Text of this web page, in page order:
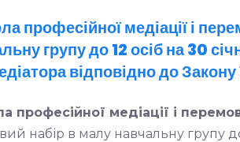
професійної медіації і
групу до 12 осіб на 30
відповідно до
професійної медіації і
набір в малу навчальну групу